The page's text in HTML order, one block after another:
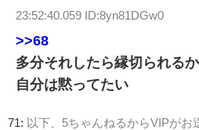
23:52:40.059 ID:8yn81DGw0
>>68
多分それしたら縁切られる
自分は黙ってたい
71: 以下、5ちゃんねるからVIPがお